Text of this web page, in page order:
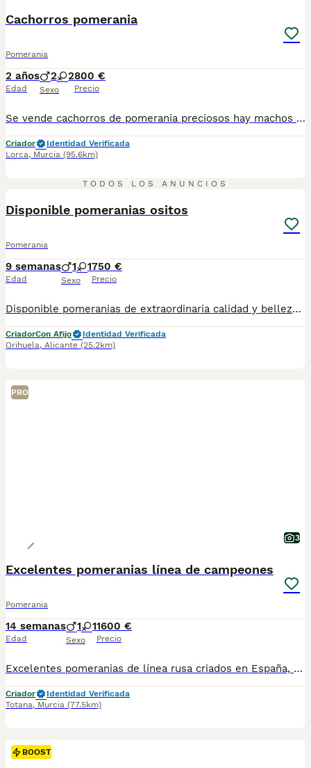
Cachorros pomerania
Pomerania
2 años
Edad
2 2
Sexo
800 €
Precio
Se vende cachorros de pomerania preciosos hay machos y henbra se pueden ver sin conpromiso y se enviar a cualquier parte de España mas información al tlf 627925438
Criador
Identidad Verificada
Lorca, Murcia (95.6km)
TODOS LOS ANUNCIOS
Disponible pomeranias ositos
Pomerania
9 semanas
Edad
1 1
Sexo
750 €
Precio
Disponible pomeranias de extraordinaria calidad y belleza. Destacan por su tamaño compacto, su abundante y sedoso manto su carita dulce con expresión de bebé y su excelente estructura.
CriadorCon Afijo
Identidad Verificada
Orihuela, Alicante (25.2km)
PRO
3
Excelentes pomeranias línea de campeones
Pomerania
14 semanas
Edad
1 1
Sexo
1600 €
Precio
Excelentes pomeranias de línea rusa criados en España, directamente del criador, sin intermediarios. Familia de campeones de belleza
Criador
Identidad Verificada
Totana, Murcia (77.5km)
BOOST